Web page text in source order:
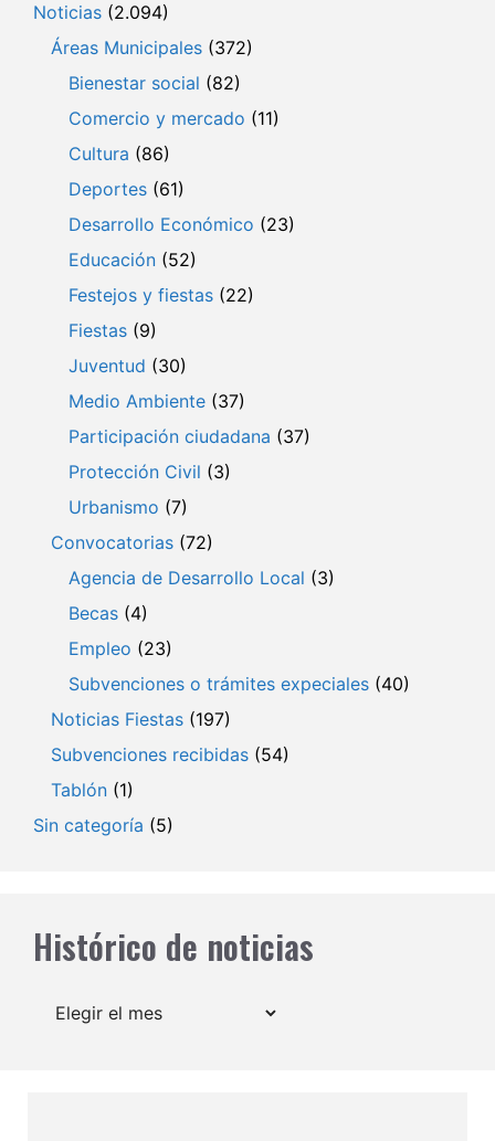
Noticias (2.094)
Áreas Municipales (372)
Bienestar social (82)
Comercio y mercado (11)
Cultura (86)
Deportes (61)
Desarrollo Económico (23)
Educación (52)
Festejos y fiestas (22)
Fiestas (9)
Juventud (30)
Medio Ambiente (37)
Participación ciudadana (37)
Protección Civil (3)
Urbanismo (7)
Convocatorias (72)
Agencia de Desarrollo Local (3)
Becas (4)
Empleo (23)
Subvenciones o trámites expeciales (40)
Noticias Fiestas (197)
Subvenciones recibidas (54)
Tablón (1)
Sin categoría (5)
Histórico de noticias
Archivos